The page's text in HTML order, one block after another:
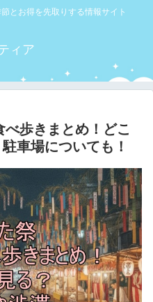
とお得を先取りする情報サイト
ィア
歩きまとめ！どこ
車場についても！